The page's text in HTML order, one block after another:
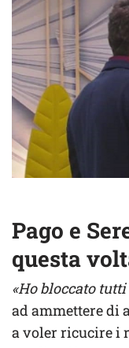
Pago e
questa
«Ho bloccato
ad ammettere di
a voler ricucire i